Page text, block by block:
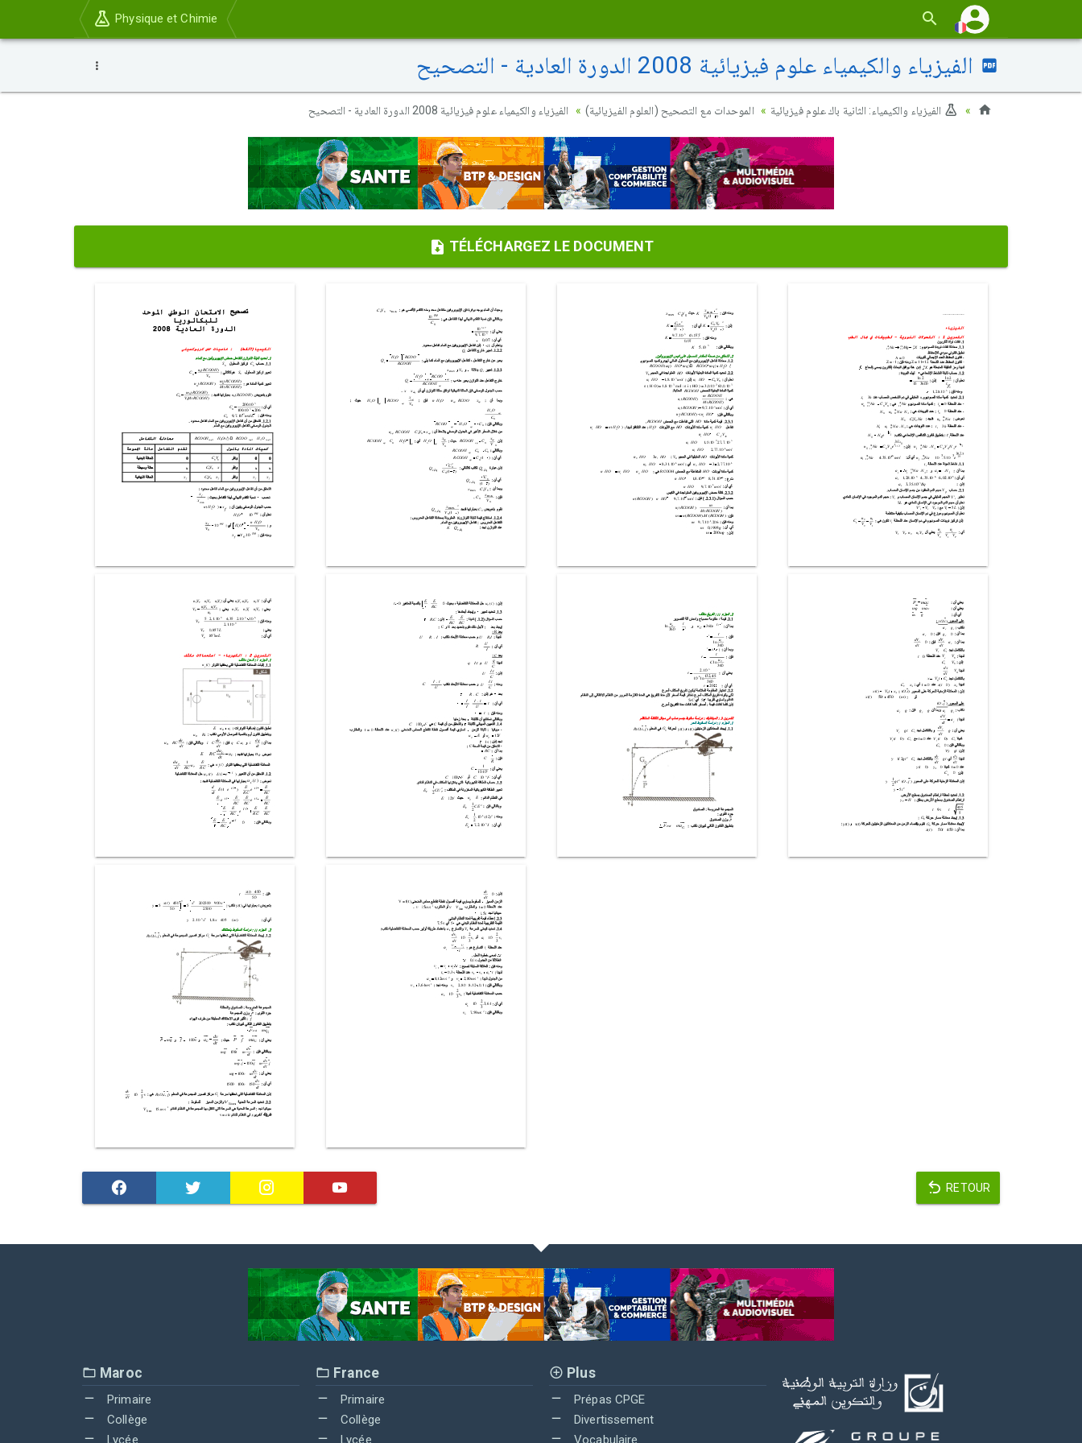
Physique et Chimie
الفيزياء والكيمياء علوم فيزيائية 2008 الدورة العادية - التصحيح
الفيزياء والكيمياء: الثانية باك علوم فيزيائية الموحدات مع التصحيح (العلوم الفيزيائية) الفيزياء والكيمياء علوم فيزيائية 2008 الدورة العادية - التصحيح
TÉLÉCHARGEZ LE DOCUMENT
RETOUR
Maroc
Primaire
Collège
Lycée
France
Primaire
Collège
Lycée
Plus
Prépas CPGE
Divertissement
Vocabulaire